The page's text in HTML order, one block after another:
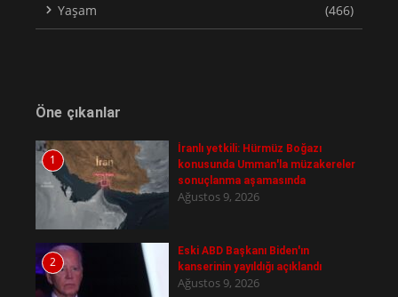
Yaşam (466)
Öne çıkanlar
1
İranlı yetkili: Hürmüz Boğazı
konusunda Umman'la müzakereler
sonuçlanma aşamasında
Ağustos 9, 2026
2
Eski ABD Başkanı Biden'ın
kanserinin yayıldığı açıklandı
Ağustos 9, 2026